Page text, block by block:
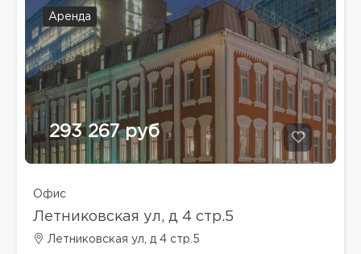
Аренда
293 267 руб
Офис
Летниковская ул, д 4 стр.5
Летниковская ул, д 4 стр.5